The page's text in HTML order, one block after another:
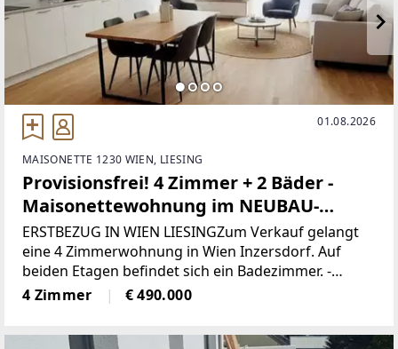
01.08.2026
MAISONETTE 1230 WIEN, LIESING
Provisionsfrei! 4 Zimmer + 2 Bäder -
Maisonettewohnung im NEUBAU-
Erstbezug!
ERSTBEZUG IN WIEN LIESINGZum Verkauf gelangt
eine 4 Zimmerwohnung in Wien Inzersdorf. Auf
beiden Etagen befindet sich ein Badezimmer. -
absolute Ruhe ist gegeben- Die Wohnung hat eine
Nutzfläche von 97m² und streckt
4 Zimmer € 490.000